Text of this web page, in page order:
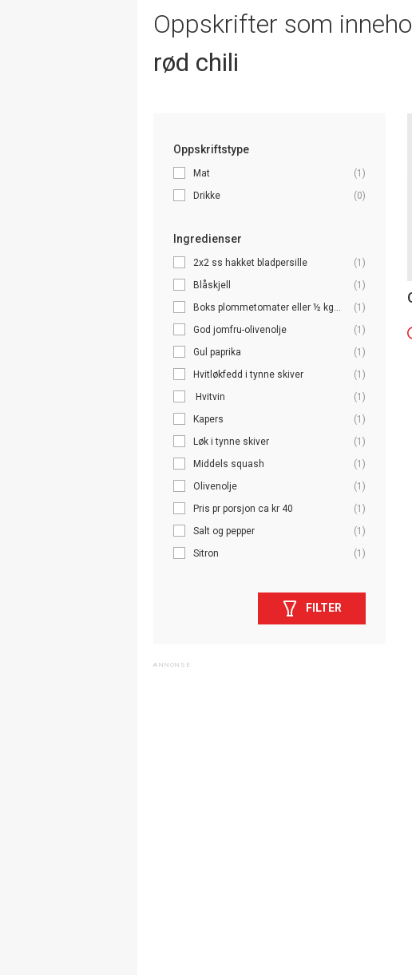
Oppskrifter som
rød chili
Oppskriftstype
Mat
(1)
Drikke
(0)
Ingredienser
2x2 ss hakket bladpersille
(1)
Blåskjell
(1)
Boks plommetomater eller ½ kg...
(1)
God jomfru-olivenolje
(1)
Gul paprika
(1)
Hvitløkfedd i tynne skiver
(1)
Hvitvin
(1)
Kapers
(1)
Løk i tynne skiver
(1)
Middels squash
(1)
Olivenolje
(1)
Pris pr porsjon ca kr 40
(1)
Salt og pepper
(1)
Sitron
(1)
FILTER